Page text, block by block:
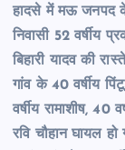
हादसे में मऊ जनपद के
निवासी 52 वर्षीय
बिहारी यादव की
गांव के 40 वर्षीय पिंटू
वर्षीय रामाशीष, 40
रवि चौहान घायल